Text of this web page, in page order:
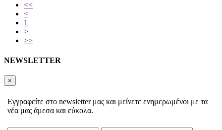
<<
<
1
>
>>
NEWSLETTER
×
Εγγραφείτε στο newsletter μας και μείνετε ενημερωμένοι με τα
νέα μας άμεσα και εύκολα.